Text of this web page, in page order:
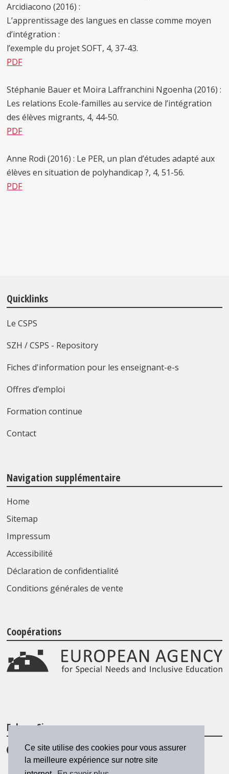
Ce site utilise des cookies pour vous assurer
la meilleure expérience sur notre site
Arcidiacono (2016) :
L’apprentissage des langues en classe comme moyen
d’intégration :
l’exemple du projet SOFT, 4, 37-43.
PDF
Stéphanie Bauer et Moira Laffranchini Ngoenha (2016) :
Les relations Ecole-familles au service de l’intégration
des élèves migrants, 4, 44-50.
PDF
Anne Rodi (2016) : Le PER, un plan d’études adapté aux
élèves en situation de polyhandicap ?, 4, 51-56.
PDF
Quicklinks
Le CSPS
SZH / CSPS - Repository
Fiches d'information pour les enseignant-e-s
Offres d’emploi
Formation continue
Contact
Navigation supplémentaire
Home
Sitemap
Impressum
Accessibilité
Déclaration de confidentialité
Conditions générales de vente
Coopérations
Folgen Sie uns